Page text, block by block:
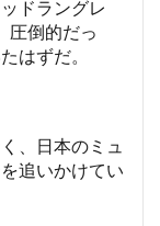
ドラングレ
圧倒的だっ
はずだ。
、日本のミュ
追いかけてい